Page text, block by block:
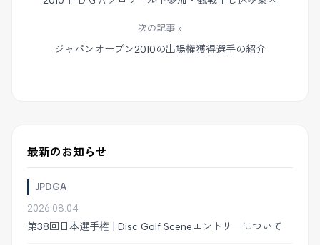
次の記事 »
ジャパンオープン2010の出場権獲得選手の紹介
最新のお知らせ
JPDGA
2026.08.04
第38回日本選手権 | Disc Golf Sceneエントリーについて